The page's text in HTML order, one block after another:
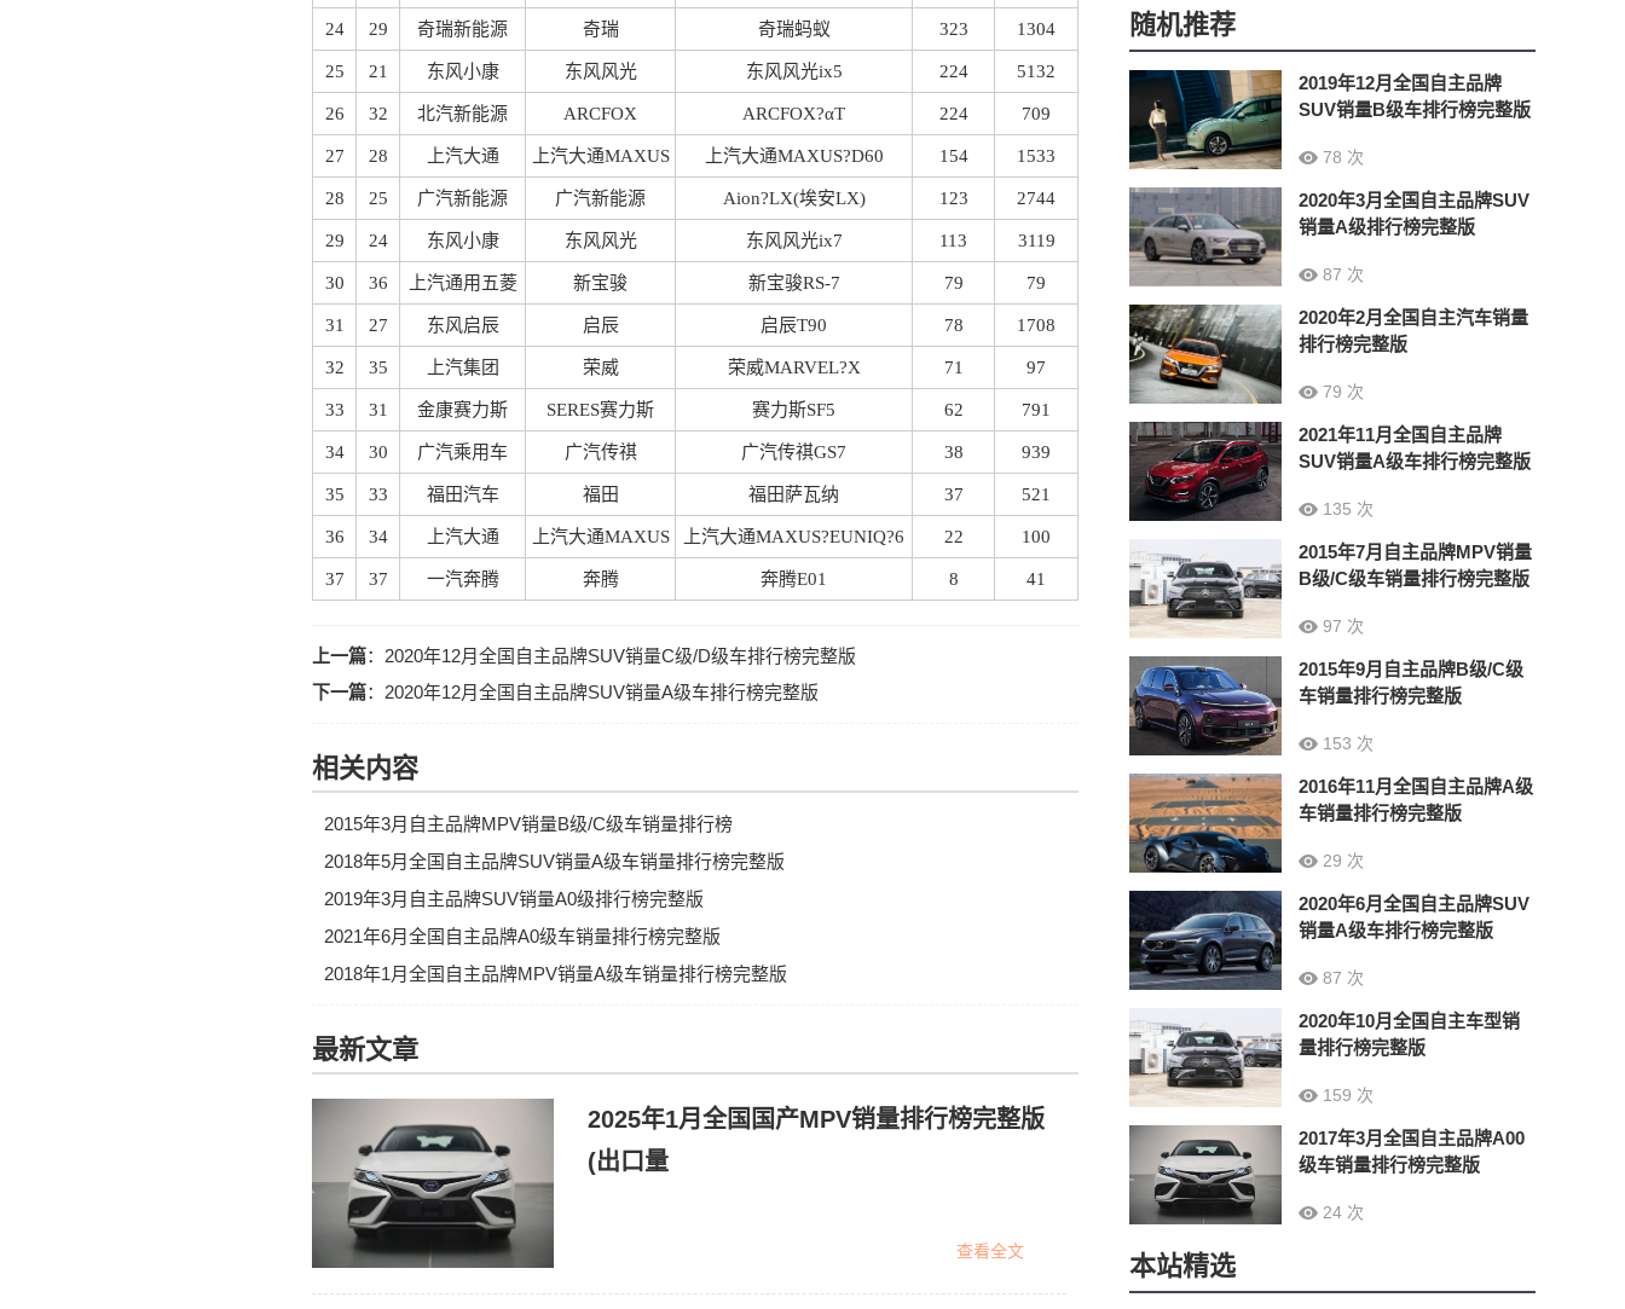
24 29 奇瑞新能源 奇瑞 奇瑞蚂蚁 323 1304
25 21 东风小康 东风风光 东风风光ix5 224 5132
26 32 北汽新能源 ARCFOX ARCFOX?αT 224 709
27 28 上汽大通 上汽大通MAXUS 上汽大通MAXUS?D60 154 1533
28 25 广汽新能源 广汽新能源 Aion?LX(埃安LX) 123 2744
29 24 东风小康 东风风光 东风风光ix7 113 3119
30 36 上汽通用五菱 新宝骏 新宝骏RS-7 79 79
31 27 东风启辰 启辰 启辰T90 78 1708
32 35 上汽集团 荣威 荣威MARVEL?X 71 97
33 31 金康赛力斯 SERES赛力斯 赛力斯SF5 62 791
34 30 广汽乘用车 广汽传祺 广汽传祺GS7 38 939
35 33 福田汽车 福田 福田萨瓦纳 37 521
36 34 上汽大通 上汽大通MAXUS 上汽大通MAXUS?EUNIQ?6 22 100
37 37 一汽奔腾 奔腾 奔腾E01 8 41
上一篇： 2020年12月全国自主品牌SUV销量C级/D级车排行榜完整版
下一篇： 2020年12月全国自主品牌SUV销量A级车排行榜完整版
相关内容
2015年3月自主品牌MPV销量B级/C级车销量排行榜
2018年5月全国自主品牌SUV销量A级车销量排行榜完整版
2019年3月自主品牌SUV销量A0级排行榜完整版
2021年6月全国自主品牌A0级车销量排行榜完整版
2018年1月全国自主品牌MPV销量A级车销量排行榜完整版
最新文章
2025年1月全国国产MPV销量排行榜完整版
(出口量
查看全文
随机推荐
2019年12月全国自主品牌
SUV销量B级车排行榜完整版
78 次
2020年3月全国自主品牌SUV
销量A级排行榜完整版
87 次
2020年2月全国自主汽车销量
排行榜完整版
79 次
2021年11月全国自主品牌
SUV销量A级车排行榜完整版
135 次
2015年7月自主品牌MPV销量
B级/C级车销量排行榜完整版
97 次
2015年9月自主品牌B级/C级
车销量排行榜完整版
153 次
2016年11月全国自主品牌A级
车销量排行榜完整版
29 次
2020年6月全国自主品牌SUV
销量A级车排行榜完整版
87 次
2020年10月全国自主车型销
量排行榜完整版
159 次
2017年3月全国自主品牌A00
级车销量排行榜完整版
24 次
本站精选